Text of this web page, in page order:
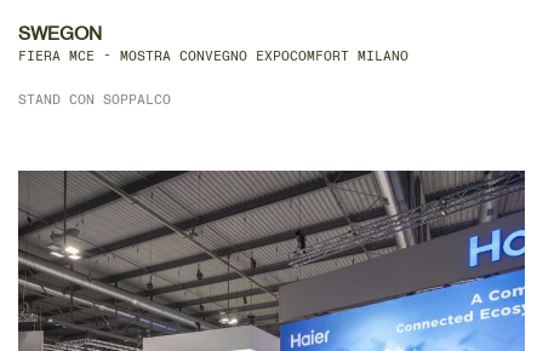
SWEGON
FIERA MCE - MOSTRA CONVEGNO EXPOCOMFORT MILANO
STAND CON SOPPALCO